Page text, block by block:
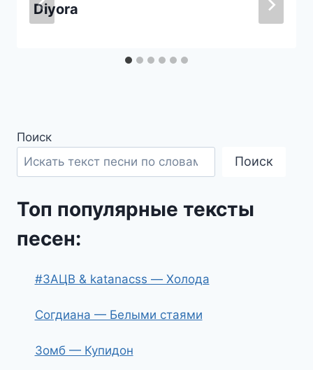
Diyora
Поиск
Поиск
Топ популярные тексты
песен:
#ЗАЦВ & katanacss — Холода
Согдиана — Белыми стаями
Зомб — Купидон